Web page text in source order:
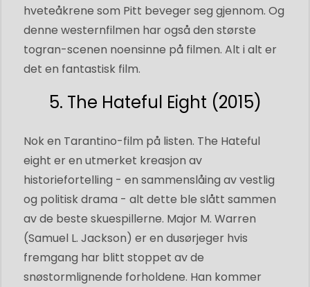
hveteåkrene som Pitt beveger seg gjennom. Og
denne westernfilmen har også den største
togran-scenen noensinne på filmen. Alt i alt er
det en fantastisk film.
5. The Hateful Eight (2015)
Nok en Tarantino-film på listen. The Hateful
eight er en utmerket kreasjon av
historiefortelling - en sammenslåing av vestlig
og politisk drama - alt dette ble slått sammen
av de beste skuespillerne. Major M. Warren
(Samuel L. Jackson) er en dusørjeger hvis
fremgang har blitt stoppet av de
snøstormlignende forholdene. Han kommer